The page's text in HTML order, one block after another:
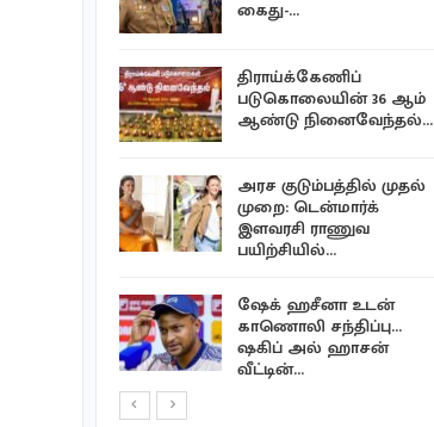
வீதியை
–
வீடு
கைது-…
திராய்க்கேணிப்
படுகொலையின் 36 ஆம்
ஆண்டு நினைவேந்தல்…
அரச குடும்பத்தில் முதல்
முறை: டென்மார்க்
இளவரசி ராணுவ
பயிற்சியில்…
ஷேக் ஹசீனா உடன்
காணொலி சந்திப்பு…
ஷகிப் அல் ஹாசன்
வீட்டின்…